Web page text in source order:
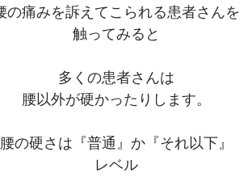
の痛みを訴えてこられる患者さんを
触ってみると
多くの患者さんは
腰以外が硬かったりします。
腰の硬さは『普通』か『それ以下』
レベル